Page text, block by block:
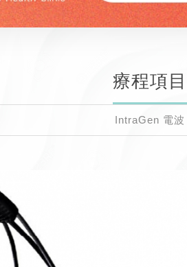
療程項目
IntraGen 電波